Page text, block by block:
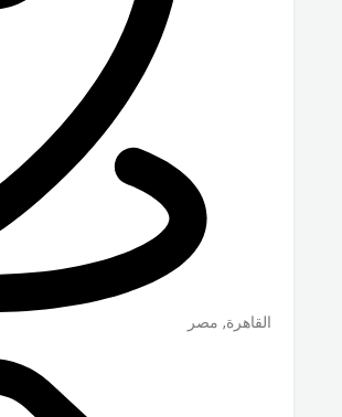
القاهرة, مصر